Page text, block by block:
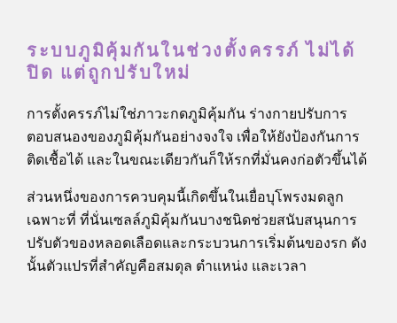
ระบบภูมิคุ้มกันในช่วงตั้งครรภ์ ไม่ได้
ปิด แต่ถูกปรับใหม่
การตั้งครรภ์ไม่ใช่ภาวะกดภูมิคุ้มกัน ร่างกายปรับการ
ตอบสนองของภูมิคุ้มกันอย่างจงใจ เพื่อให้ยังป้องกันการ
ติดเชื้อได้ และในขณะเดียวกันก็ให้รกที่มั่นคงก่อตัวขึ้นได้
ส่วนหนึ่งของการควบคุมนี้เกิดขึ้นในเยื่อบุโพรงมดลูก
เฉพาะที่ ที่นั่นเซลล์ภูมิคุ้มกันบางชนิดช่วยสนับสนุนการ
ปรับตัวของหลอดเลือดและกระบวนการเริ่มต้นของรก ดัง
นั้นตัวแปรที่สำคัญคือสมดุล ตำแหน่ง และเวลา